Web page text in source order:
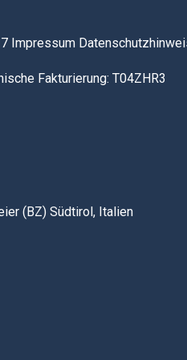
Impressum
Fakturierung: T04ZHR3
(BZ) Südtirol, Italien